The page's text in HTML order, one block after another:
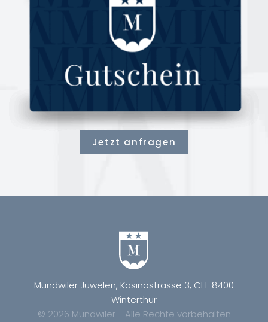
Jetzt anfragen
Mundwiler Juwelen, Kasinostrasse 3, CH-8400
Winterthur
© 2026 Mundwiler - Alle Rechte vorbehalten